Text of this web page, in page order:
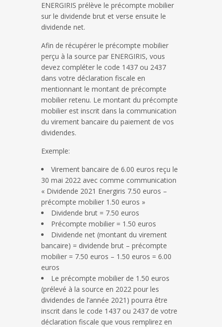
ENERGIRIS prélève le précompte mobilier
sur le dividende brut et verse ensuite le
dividende net.
Afin de récupérer le précompte mobilier
perçu à la source par ENERGIRIS, vous
devez compléter le code 1437 ou 2437
dans votre déclaration fiscale en
mentionnant le montant de précompte
mobilier retenu. Le montant du précompte
mobilier est inscrit dans la communication
du virement bancaire du paiement de vos
dividendes.
Exemple:
Virement bancaire de 6.00 euros reçu le
30 mai 2022 avec comme communication
« Dividende 2021 Energiris 7.50 euros –
précompte mobilier 1.50 euros »
Dividende brut = 7.50 euros
Précompte mobilier = 1.50 euros
Dividende net (montant du virement
bancaire) = dividende brut – précompte
mobilier = 7.50 euros – 1.50 euros = 6.00
euros
Le précompte mobilier de 1.50 euros
(prélevé à la source en 2022 pour les
dividendes de l’année 2021) pourra être
inscrit dans le code 1437 ou 2437 de votre
déclaration fiscale que vous remplirez en